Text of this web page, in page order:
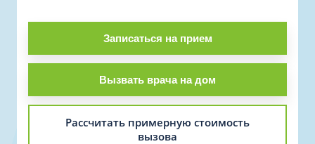
Записаться на прием
Вызвать врача на дом
Рассчитать примерную стоимость
вызова